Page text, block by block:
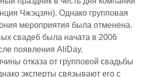
Чжэцзян). Однако групповая
мероприятия была отменена.
свадеб была начата в 2006
появления AliDay.
отказа от групповой свадьбы
эксперты связывают его с